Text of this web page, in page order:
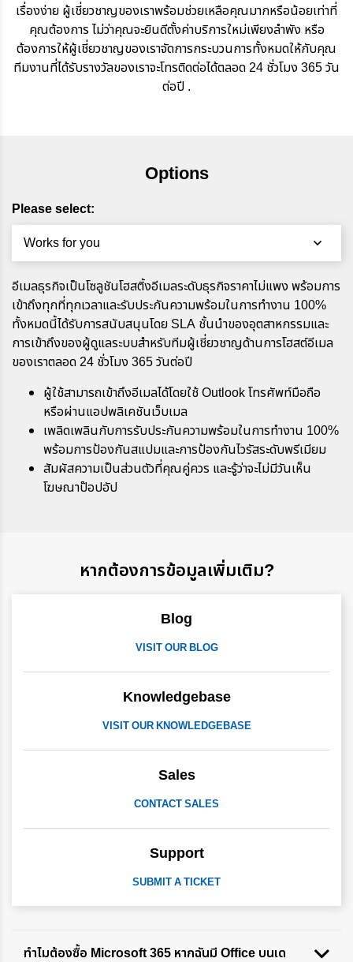
เรื่องง่าย ผู้เชี่ยวชาญของเราพร้อมช่วยเหลือคุณมากหรือน้อยเท่าที่
คุณต้องการ ไม่ว่าคุณจะยินดีตั้งค่าบริการใหม่เพียงลำพัง หรือ
ต้องการให้ผู้เชี่ยวชาญของเราจัดการกระบวนการทั้งหมดให้กับคุณ
ทีมงานที่ได้รับรางวัลของเราจะโทรติดต่อได้ตลอด 24 ชั่วโมง 365 วัน
ต่อปี .
Options
Please select:
Works for you
อีเมลธุรกิจเป็นโซลูชันโฮสติ้งอีเมลระดับธุรกิจราคาไม่แพง พร้อมการ
เข้าถึงทุกที่ทุกเวลาและรับประกันความพร้อมในการทำงาน 100%
ทั้งหมดนี้ได้รับการสนับสนุนโดย SLA ชั้นนำของอุตสาหกรรมและ
การเข้าถึงของผู้ดูแลระบบสำหรับทีมผู้เชี่ยวชาญด้านการโฮสต์อีเมล
ของเราตลอด 24 ชั่วโมง 365 วันต่อปี
ผู้ใช้สามารถเข้าถึงอีเมลได้โดยใช้ Outlook โทรศัพท์มือถือ
หรือผ่านแอปพลิเคชันเว็บเมล
เพลิดเพลินกับการรับประกันความพร้อมในการทำงาน 100%
พร้อมการป้องกันสแปมและการป้องกันไวรัสระดับพรีเมียม
สัมผัสความเป็นส่วนตัวที่คุณคู่ควร และรู้ว่าจะไม่มีวันเห็น
โฆษณาป๊อปอัป
หากต้องการข้อมูลเพิ่มเติม?
Blog
VISIT OUR BLOG
Knowledgebase
VISIT OUR KNOWLEDGEBASE
Sales
CONTACT SALES
Support
SUBMIT A TICKET
ทำไมต้องซื้อ Microsoft 365 หากฉันมี Office บนเด